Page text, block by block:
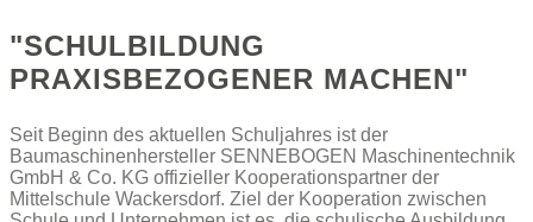
"SCHULBILDUNG
PRAXISBEZOGENER MACHEN"
Seit Beginn des aktuellen Schuljahres ist der
Baumaschinenhersteller SENNEBOGEN Maschinentechnik
GmbH & Co. KG offizieller Kooperationspartner der
Mittelschule Wackersdorf. Ziel der Kooperation zwischen